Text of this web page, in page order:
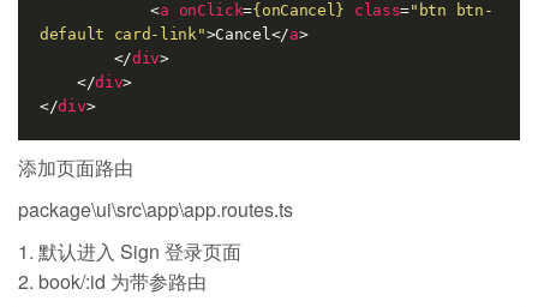
<a onClick={onCancel} class="btn btn-
default card-link">Cancel</a>
</div>
</div>
</div>
添加页面路由
package\ui\src\app\app.routes.ts
默认进入 Sign 登录页面
book/:id 为带参路由